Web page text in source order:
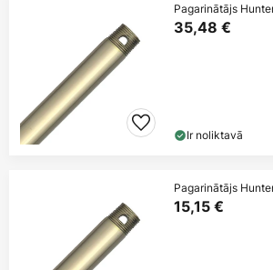
Pagarinātājs
35,48 €
Ir noliktavā
Pagarinātājs
15,15 €